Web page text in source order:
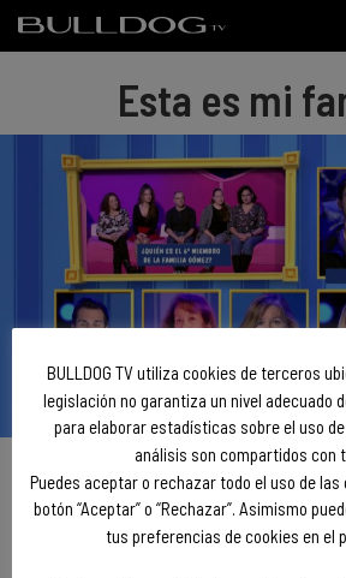
Esta es mi
BULLDOG TV utiliza cookies de terceros
legislación no garantiza un nivel adecuado
para elaborar estadísticas sobre el uso
análisis son compartidos con
Puedes aceptar o rechazar todo el uso de las
botón “Aceptar” o “Rechazar”. Asimismo
tus preferencias de cookies en el